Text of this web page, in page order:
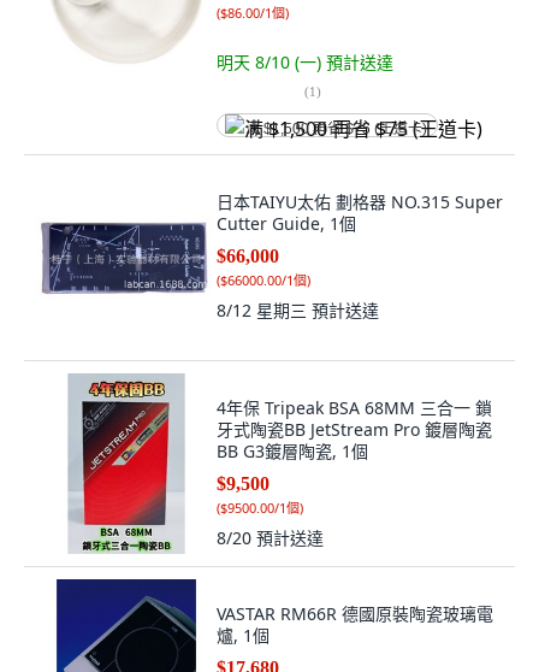
($86.00/1個)
明天 8/10 (一) 預計送達
(1)
满 $1,500 再省 $75 (王道卡)
日本TAIYU太佑 劃格器 NO.315 Super
Cutter Guide, 1個
$66,000
($66000.00/1個)
8/12 星期三 預計送達
4年保 Tripeak BSA 68MM 三合一 鎖
牙式陶瓷BB JetStream Pro 鍍層陶瓷
BB G3鍍層陶瓷, 1個
$9,500
($9500.00/1個)
8/20 預計送達
VASTAR RM66R 德國原裝陶瓷玻璃電
爐, 1個
$17,680